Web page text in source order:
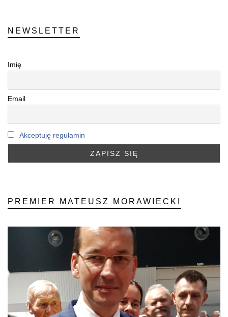
NEWSLETTER
Imię
Email
Akceptuję regulamin
PREMIER MATEUSZ MORAWIECKI